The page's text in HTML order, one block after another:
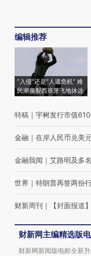
编辑推荐
“入侵”还是“人道危机” 难
民潮撕裂西班牙飞地休达
特稿 ｜ 宇树发行市值
金融 ｜ 在岸人民币兑美
金融我闻 ｜ 艾路明及多
世界 ｜ 特朗普再签两份
财新周刊 ｜ 【封面报道
财新网主编精选版
财新网新闻版电邮全新